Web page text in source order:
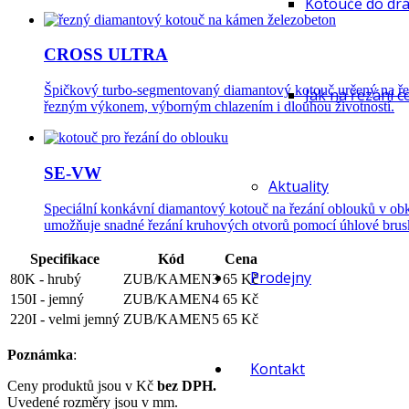
Jak na řezání
Aktuality
Prodejny
Kontakt
CROSS ULTRA
Špičkový turbo-segmentovaný diamantový kotouč určený na
řezným výkonem, výborným chlazením i dlouhou životností.
SE-VW
Speciální konkávní diamantový kotouč na řezání oblouků v
umožňuje snadné řezání kruhových otvorů pomocí úhlové
Specifikace Kód
Cena
80K - hrubý
ZUB/KAMEN3 65 Kč
150I - jemný
ZUB/KAMEN4 65 Kč
220I - velmi jemný ZUB/KAMEN5 65 Kč
Poznámka:
Ceny produktů jsou v Kč bez DPH.
Uvedené rozměry jsou v mm.